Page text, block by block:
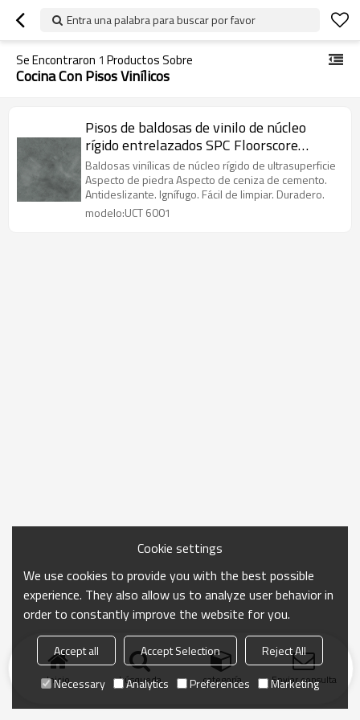
Entra una palabra para buscar por favor
Se Encontraron 1 Productos Sobre
Cocina Con Pisos Vinílicos
Pisos de baldosas de vinilo de núcleo
rígido entrelazados SPC Floorscore
Cemento Ash Look Antideslizante Precio
al por mayor UCT 6001
Baldosas vinílicas de núcleo rígido de ultrasuperficie
Aspecto de piedra Aspecto de ceniza de cemento.
Antideslizante. Ignífugo. Fácil de limpiar. Duradero.
modelo:UCT 6001
Inicio búsqueda categoría Enviar consulta
Cookie settings
We use cookies to provide you with the best possible
experience. They also allow us to analyze user behavior in
order to constantly improve the website for you.
Accept all Accept Selection
Reject All
Necessary
Analytics Preferences Marketing